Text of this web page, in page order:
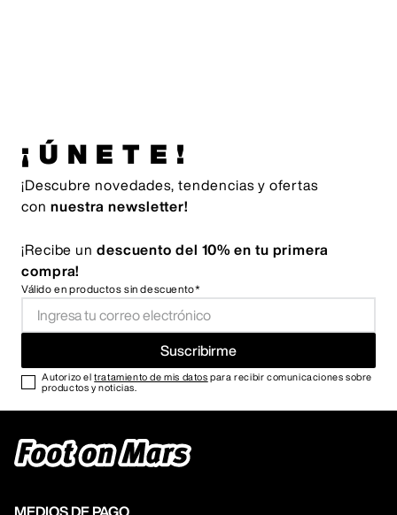
¡ÚNETE!
¡Descubre novedades, tendencias y ofertas
con nuestra newsletter!
¡Recibe un descuento del 10% en tu primera
compra!
Válido en productos sin descuento*
Suscribirme
Autorizo eltratamiento de mis datos para recibir comunicaciones sobre
productos y noticias.
MEDIOS DE PAGO